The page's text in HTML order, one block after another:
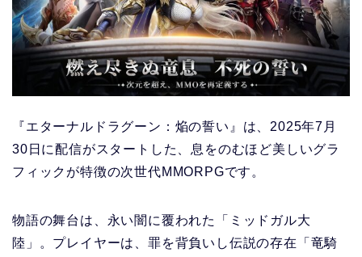
『エターナルドラグーン：焔の誓い』は、2025年7月
30日に配信がスタートした、息をのむほど美しいグラ
フィックが特徴の次世代MMORPGです。
物語の舞台は、永い闇に覆われた「ミッドガル大
陸」。プレイヤーは、罪を背負いし伝説の存在「竜騎